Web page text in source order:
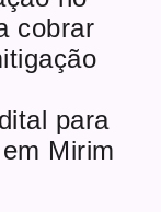
cobrar
para
Mirim